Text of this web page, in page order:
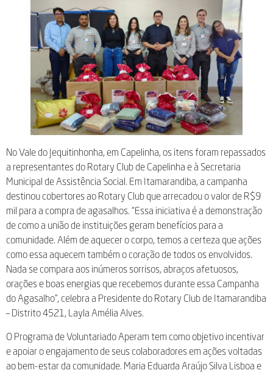
No Vale do Jequitinhonha, em Capelinha, os itens foram repassados
a representantes do Rotary Club de Capelinha e à Secretaria
Municipal de Assistência Social. Em Itamarandiba, a campanha
destinou cobertores ao Rotary Club que arrecadou o valor de R$9
mil para a compra de agasalhos. “Essa iniciativa é a demonstração
de como a união de instituições geram benefícios para a
comunidade. Além de aquecer o corpo, temos a certeza que ações
como essa aquecem também o coração de todos os envolvidos.
Nada se compara aos inúmeros sorrisos, abraços afetuosos,
orações e boas energias que recebemos durante essa Campanha
do Agasalho”, celebra a Presidente do Rotary Club de Itamarandiba
– Distrito 4521, Layla Amélia Alves.
O Programa de Voluntariado Aperam tem como objetivo incentivar
e apoiar o engajamento de seus colaboradores em ações voltadas
ao bem-estar da comunidade. Maria Eduarda Araújo Silva Lisboa e